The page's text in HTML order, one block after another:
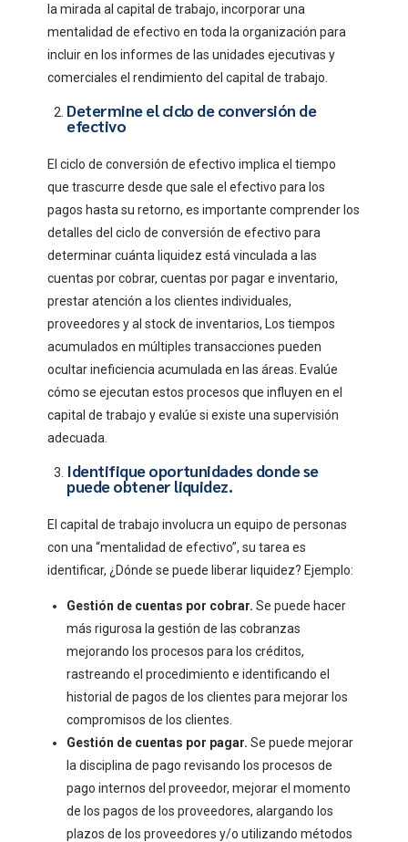
la mirada al capital de trabajo, incorporar una
mentalidad de efectivo en toda la organización para
incluir en los informes de las unidades ejecutivas y
comerciales el rendimiento del capital de trabajo.
Determine el ciclo de conversión de
efectivo
El ciclo de conversión de efectivo implica el tiempo
que trascurre desde que sale el efectivo para los
pagos hasta su retorno, es importante comprender los
detalles del ciclo de conversión de efectivo para
determinar cuánta liquidez está vinculada a las
cuentas por cobrar, cuentas por pagar e inventario,
prestar atención a los clientes individuales,
proveedores y al stock de inventarios, Los tiempos
acumulados en múltiples transacciones pueden
ocultar ineficiencia acumulada en las áreas. Evalúe
cómo se ejecutan estos procesos que influyen en el
capital de trabajo y evalúe si existe una supervisión
adecuada.
Identifique oportunidades donde se
puede obtener liquidez.
El capital de trabajo involucra un equipo de personas
con una “mentalidad de efectivo”, su tarea es
identificar, ¿Dónde se puede liberar liquidez? Ejemplo:
Gestión de cuentas por cobrar.Se puede hacer
más rigurosa la gestión de las cobranzas
mejorando los procesos para los créditos,
rastreando el procedimiento e identificando el
historial de pagos de los clientes para mejorar los
compromisos de los clientes.
Gestión de cuentas por pagar.Se puede mejorar
la disciplina de pago revisando los procesos de
pago internos del proveedor, mejorar el momento
de los pagos de los proveedores, alargando los
plazos de los proveedores y/o utilizando métodos